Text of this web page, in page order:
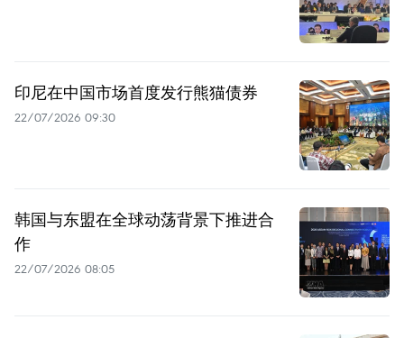
印尼在中国市场首度发行熊猫债券
22/07/2026 09:30
韩国与东盟在全球动荡背景下推进合
作
22/07/2026 08:05